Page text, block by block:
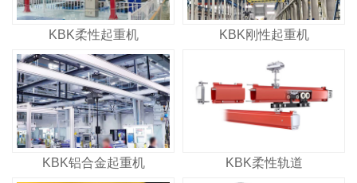
KBK柔性起重机 KBK刚性起重机
KBK铝合金起重机 KBK柔性轨道